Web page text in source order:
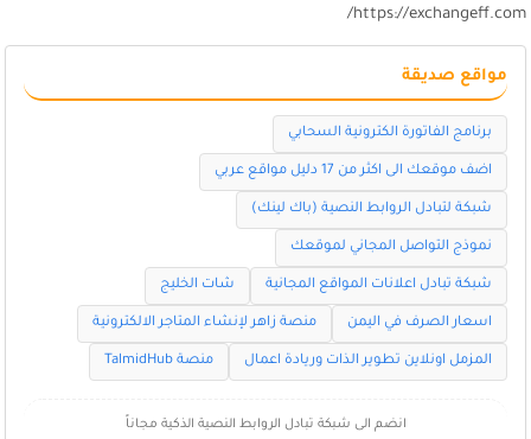
https://exchangeff.com/
مواقع صديقة
برنامج الفاتورة الكترونية السحابي
اضف موقعك الى اكثر من 17 دليل مواقع عربي
شبكة لتبادل الروابط النصية (باك لينك)
نموذج التواصل المجاني لموقعك
شبكة تبادل اعلانات المواقع المجانية شات الخليج
اسعار الصرف في اليمن منصة زاهر لإنشاء المتاجر الالكترونية
المزمل اونلاين تطوير الذات وريادة اعمال منصة TalmidHub
انضم الى شبكة تبادل الروابط النصية الذكية مجاناً